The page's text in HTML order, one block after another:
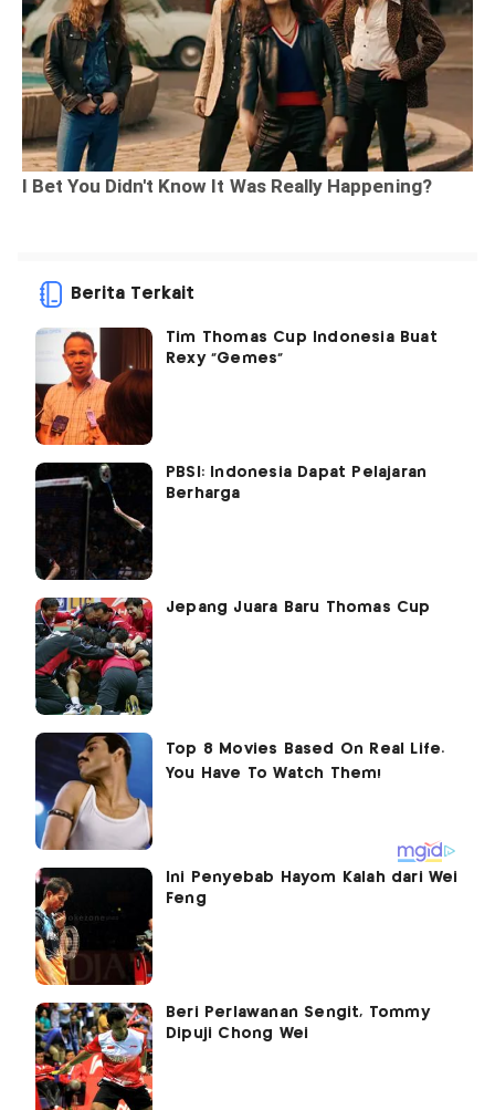
Berita Terkait
Tim Thomas Cup Indonesia Buat
Rexy "Gemes"
PBSI: Indonesia Dapat Pelajaran
Berharga
Jepang Juara Baru Thomas Cup
Ini Penyebab Hayom Kalah dari Wei
Feng
Beri Perlawanan Sengit, Tommy
Dipuji Chong Wei